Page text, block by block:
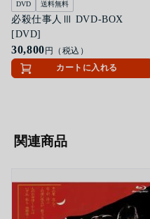
DVD 送料無料
必殺仕事人Ⅲ DVD-BOX
[DVD]
30,800円（税込）
カートに入れる
関連商品